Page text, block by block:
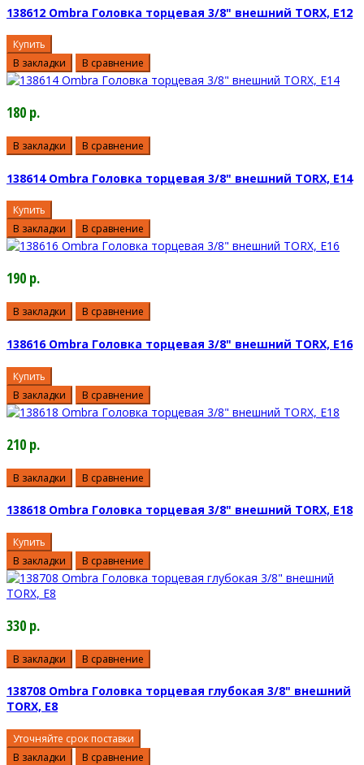
138612 Ombra Головка торцевая 3/8" внешний TORX, Е12
Купить
В закладки
В сравнение
180 р.
В закладки В сравнение
138614 Ombra Головка торцевая 3/8" внешний TORX, Е14
Купить
В закладки
В сравнение
190 р.
В закладки В сравнение
138616 Ombra Головка торцевая 3/8" внешний TORX, Е16
Купить
В закладки
В сравнение
210 р.
В закладки В сравнение
138618 Ombra Головка торцевая 3/8" внешний TORX, Е18
Купить
В закладки
В сравнение
330 р.
В закладки В сравнение
138708 Ombra Головка торцевая глубокая 3/8" внешний
TORX, E8
Уточняйте срок поставки
В закладки
В сравнение